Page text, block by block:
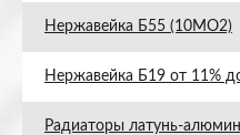
Нержавейка Б55 (10МО2)
Нержавейка Б19 от 11%
Радиаторы латунь-